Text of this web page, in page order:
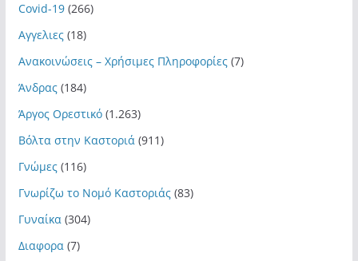
Covid-19(266)
Αγγελιες(18)
Ανακοινώσεις – Χρήσιμες Πληροφορίες(7)
Άνδρας(184)
Άργος Ορεστικό(1.263)
Βόλτα στην Καστοριά(911)
Γνώμες(116)
Γνωρίζω το Νομό Καστοριάς(83)
Γυναίκα(304)
Διαφορα(7)